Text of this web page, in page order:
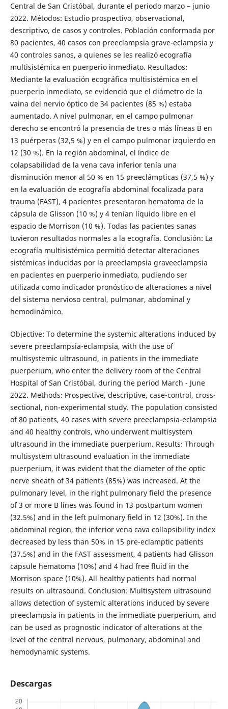
Central de San Cristóbal, durante el periodo marzo – junio
2022. Métodos: Estudio prospectivo, observacional,
descriptivo, de casos y controles. Población conformada por
80 pacientes, 40 casos con preeclampsia grave-eclampsia y
40 controles sanos, a quienes se les realizó ecografía
multisistémica en puerperio inmediato. Resultados:
Mediante la evaluación ecográfica multisistémica en el
puerperio inmediato, se evidenció que el diámetro de la
vaina del nervio óptico de 34 pacientes (85 %) estaba
aumentado. A nivel pulmonar, en el campo pulmonar
derecho se encontró la presencia de tres o más líneas B en
13 puérperas (32,5 %) y en el campo pulmonar izquierdo en
12 (30 %). En la región abdominal, el índice de
colapsabilidad de la vena cava inferior tenía una
disminución menor al 50 % en 15 preeclámpticas (37,5 %) y
en la evaluación de ecografía abdominal focalizada para
trauma (FAST), 4 pacientes presentaron hematoma de la
cápsula de Glisson (10 %) y 4 tenían líquido libre en el
espacio de Morrison (10 %). Todas las pacientes sanas
tuvieron resultados normales a la ecografía. Conclusión: La
ecografía multisistémica permitió detectar alteraciones
sistémicas inducidas por la preeclampsia graveeclampsia
en pacientes en puerperio inmediato, pudiendo ser
utilizada como indicador pronóstico de alteraciones a nivel
del sistema nervioso central, pulmonar, abdominal y
hemodinámico.
Objective: To determine the systemic alterations induced by
severe preeclampsia-eclampsia, with the use of
multisystemic ultrasound, in patients in the immediate
puerperium, who enter the delivery room of the Central
Hospital of San Cristóbal, during the period March - June
2022. Methods: Prospective, descriptive, case-control, cross-
sectional, non-experimental study. The population consisted
of 80 patients, 40 cases with severe preeclampsia-eclampsia
and 40 healthy controls, who underwent multisystem
ultrasound in the immediate puerperium. Results: Through
multisystem ultrasound evaluation in the immediate
puerperium, it was evident that the diameter of the optic
nerve sheath of 34 patients (85%) was increased. At the
pulmonary level, in the right pulmonary field the presence
of 3 or more B lines was found in 13 postpartum women
(32.5%) and in the left pulmonary field in 12 (30%). In the
abdominal region, the inferior vena cava collapsibility index
decreased by less than 50% in 15 pre-eclamptic patients
(37.5%) and in the FAST assessment, 4 patients had Glisson
capsule hematoma (10%) and 4 had free fluid in the
Morrison space (10%). All healthy patients had normal
results on ultrasound. Conclusion: Multisystem ultrasound
allows detection of systemic alterations induced by severe
preeclampsia in patients in the immediate puerperium, and
can be used as prognostic indicator of alterations at the
level of the central nervous, pulmonary, abdominal and
hemodynamic systems.
Descargas